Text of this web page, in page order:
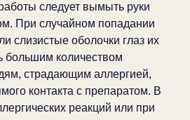
следует вымыть руки
При случайном попадании
слизистые оболочки глаз их
большим количеством
страдающим аллергией,
контакта с препаратом. В
реакций или при